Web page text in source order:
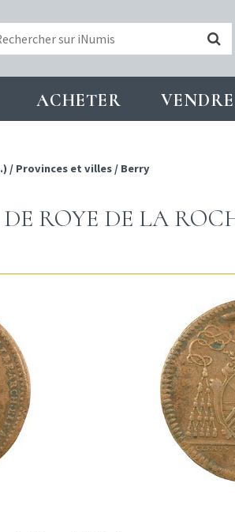
ACHETER VENDRE
/ Provinces et villes / Berry
DE ROYE DE LA